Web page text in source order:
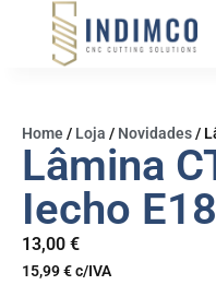
Home/ Loja / Novidades/
Lâmina
Iecho
13,00 €
15,99€c/IVA